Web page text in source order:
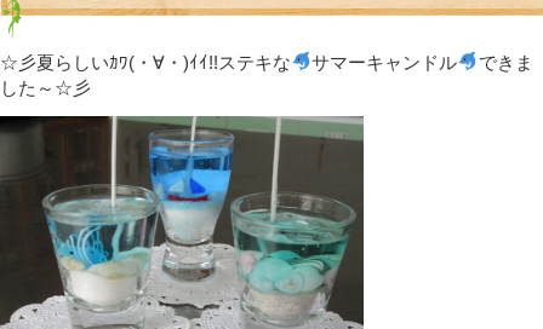
☆彡夏らしいｶﾜ(・∀・)ｲｲ!!ステキな サマーキャンドル
できま
した～☆彡